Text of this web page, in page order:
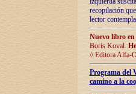
recopilación
lector
Nuevo libro
Boris Koval.
// Editora Alfa-
Programa del
camino a la